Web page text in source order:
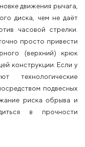
движения рычага,
диска, чем не даёт
часовой стрелки.
просто привести
(верхний) крюк
конструкции. Если у
технологические
подвесных
риска обрыва и
в прочности